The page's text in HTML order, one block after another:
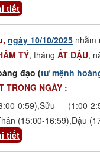
tiết
ngày 10/10/2025 nhằm
TÝ, tháng ẤT DẬU,
đạo (tư mệnh
TRONG NGÀY :
0:59),Sửu (1:00-
(15:00-16:59),Dậu
tiết